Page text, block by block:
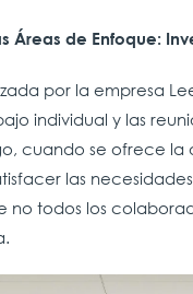
Áreas de Enfoque:
por la empresa
individual y las
cuando se ofrece
las
no todos los